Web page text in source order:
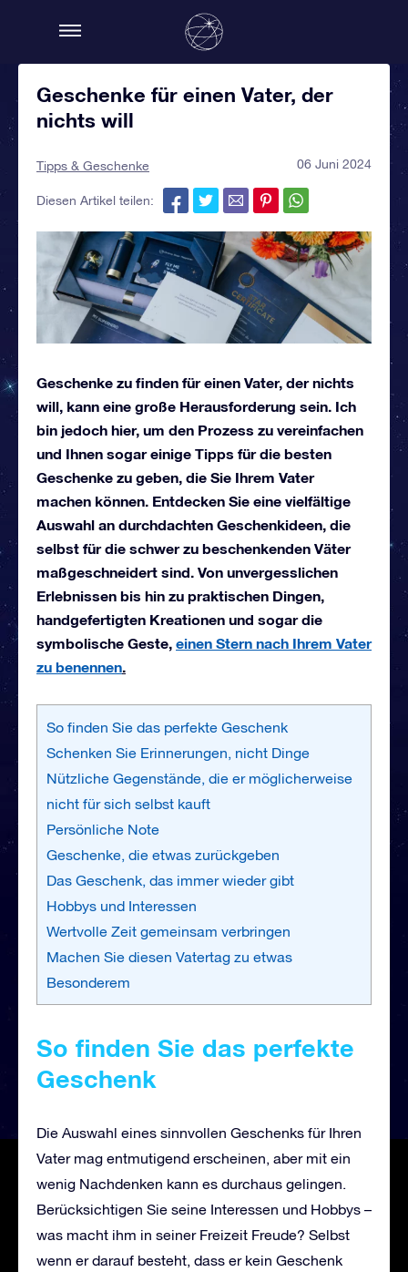
Geschenke für einen Vater, der
nichts will
Tipps & Geschenke 06 Juni 2024
Diesen Artikel teilen:
Geschenke zu finden für einen Vater, der nichts
will, kann eine große Herausforderung sein. Ich
bin jedoch hier, um den Prozess zu vereinfachen
und Ihnen sogar einige Tipps für die besten
Geschenke zu geben, die Sie Ihrem Vater
machen können. Entdecken Sie eine vielfältige
Auswahl an durchdachten Geschenkideen, die
selbst für die schwer zu beschenkenden Väter
maßgeschneidert sind. Von unvergesslichen
Erlebnissen bis hin zu praktischen Dingen,
handgefertigten Kreationen und sogar die
symbolische Geste, einen Stern nach Ihrem Vater
zu benennen.
So finden Sie das perfekte Geschenk
Schenken Sie Erinnerungen, nicht Dinge
Nützliche Gegenstände, die er möglicherweise
nicht für sich selbst kauft
Persönliche Note
Geschenke, die etwas zurückgeben
Das Geschenk, das immer wieder gibt
Hobbys und Interessen
Wertvolle Zeit gemeinsam verbringen
Machen Sie diesen Vatertag zu etwas
Besonderem
So finden Sie das perfekte
Geschenk
Die Auswahl eines sinnvollen Geschenks für Ihren
Vater mag entmutigend erscheinen, aber mit ein
wenig Nachdenken kann es durchaus gelingen.
Berücksichtigen Sie seine Interessen und Hobbys –
was macht ihm in seiner Freizeit Freude? Selbst
wenn er darauf besteht, dass er kein Geschenk